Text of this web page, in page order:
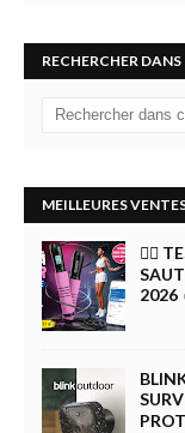
RECHERCHER DANS
MEILLEURES
🏋️‍♀️
2026